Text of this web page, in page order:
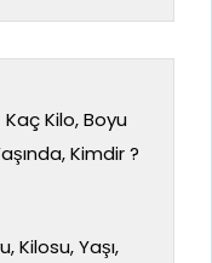
Kilo, Boyu
Kimdir ?
Kilosu, Yaşı,